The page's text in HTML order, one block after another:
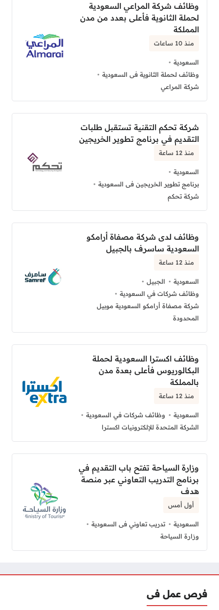
وظائف شركة المراعي السعودية
لحملة الثانوية فأعلى بعدد من مدن
المملكة
منذ 10 ساعات
السعودية
وظائف لحملة الثانوية فى السعودية
شركة المراعي
شركة تحكم التقنية تستقبل طلبات
التقديم في برنامج تطوير الخريجين
منذ 12 ساعة
السعودية
برنامج تطوير الخريجين فى السعودية
شركة تحكم
وظائف لدى شركة مصفاة أرامكو
السعودية ساسرف بالجبيل
منذ 12 ساعة
السعودية
الجبيل
وظائف شركات في السعودية
شركة مصفاة أرامكو السعودية موبيل
المحدودة
وظائف اكسترا السعودية لحملة
البكالوريوس فأعلى بعدة مدن
بالمملكة
منذ 12 ساعة
السعودية
وظائف شركات في السعودية
الشركة المتحدة للإلكترونيات اكسترا
وزارة السياحة تفتح باب التقديم في
برنامج التدريب التعاوني عبر منصة
هدف
أول أمس
السعودية
تدريب تعاوني فى السعودية
وزارة السياحة
فرص عمل فى